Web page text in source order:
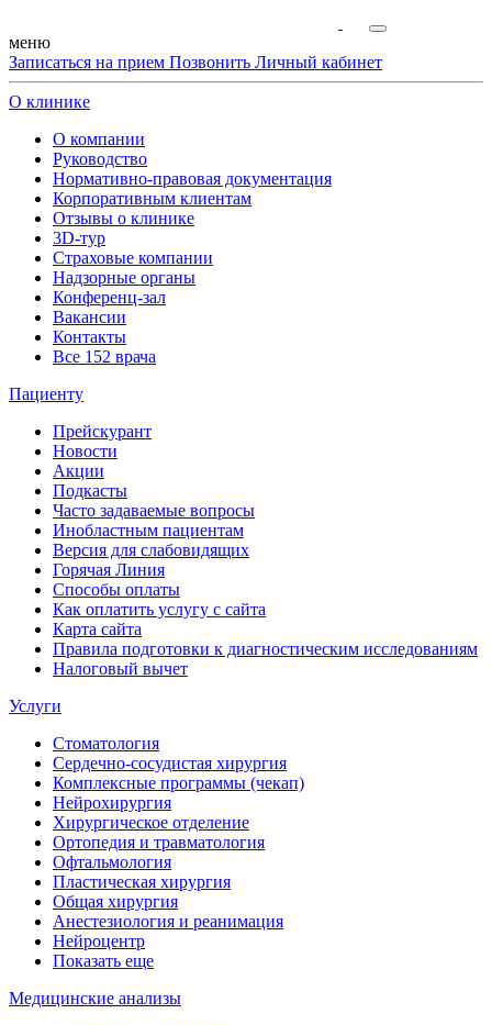
меню
Записаться на прием Позвонить Личный кабинет
О клинике
О компании
Руководство
Нормативно-правовая документация
Корпоративным клиентам
Отзывы о клинике
3D-тур
Страховые компании
Надзорные органы
Конференц-зал
Вакансии
Контакты
Все 152 врача
Пациенту
Прейскурант
Новости
Акции
Подкасты
Часто задаваемые вопросы
Инобластным пациентам
Версия для слабовидящих
Горячая Линия
Способы оплаты
Как оплатить услугу с сайта
Карта сайта
Правила подготовки к диагностическим исследованиям
Налоговый вычет
Услуги
Стоматология
Сердечно-сосудистая хирургия
Комплексные программы (чекап)
Нейрохирургия
Хирургическое отделение
Ортопедия и травматология
Офтальмология
Пластическая хирургия
Общая хирургия
Анестезиология и реанимация
Нейроцентр
Показать еще
Медицинские анализы